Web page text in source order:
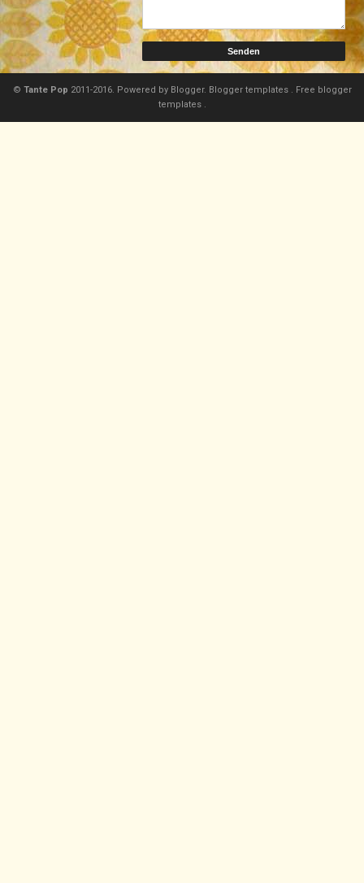
© Tante Pop 2011-2016. Powered by Blogger. Blogger templates . Free blogger
templates .